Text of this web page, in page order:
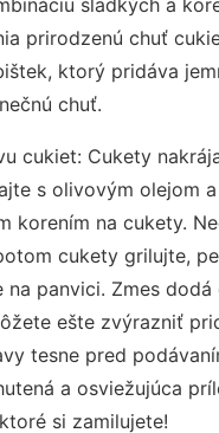
sladkých a
prirodzenú chuť
ktorý pridáva
chuť.
cukiet: Cukety
s olivovým olejom
korením na cukety.
cukety grilujte,
na panvici. Zmes dodá
ešte zvýrazniť
tesne pred
a osviežujúca
si zamilujete!